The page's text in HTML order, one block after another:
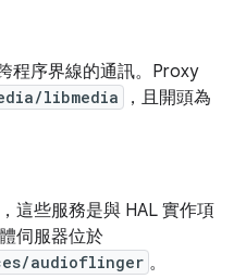
程序界線的通訊。Proxy
libmedia
，且開頭為
這些服務是與 HAL 實作項
伺服器位於
audioflinger 。